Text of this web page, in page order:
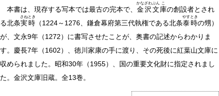
08.小倉山庄色紙倭歌
10.嵯峨本 伊勢物語
11.秘閣粘葉本 平家物語
12.後醍醐天皇綸旨（朽木家古文
本書は、現存する写本では最古の完本で、 金
かな
沢
ざわ
文
ぶん
庫
こ
の創設者とされ
る北条実
さね
時
とき
（1224～1276、鎌倉幕府第三代執権である北条泰
やす
時
とき
の甥）
が、文永9年（1272）に書写させたことが、奥書の記述からわかりま
す。慶長7年（1602）、徳川家康の手に渡り、その死後に紅葉山文庫に
収められました。昭和30年（1955）、国の重要文化財に指定されまし
た。金沢文庫旧蔵。全13巻。